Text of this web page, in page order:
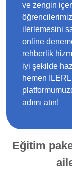
ve zengin
ilerlemesini
online
rehberlik
iyi şekilde
hemen
adımı atın!
Eğitim